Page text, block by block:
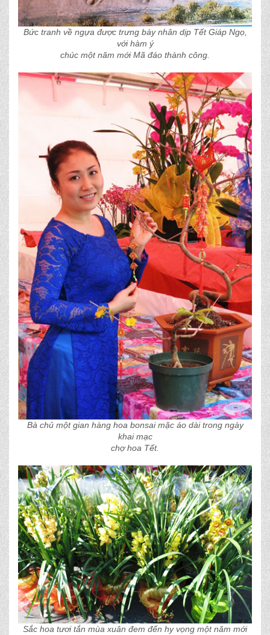
Bức tranh về ngựa được trưng bày nhân dịp Tết Giáp Ngọ,
với hàm ý
chúc một năm mới Mã đáo thành công.
Bà chủ một gian hàng hoa bonsai mặc áo dài trong ngày
khai mạc
chợ hoa Tết.
Sắc hoa tươi tắn mùa xuân đem đến hy vọng một năm mới